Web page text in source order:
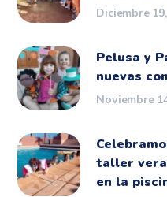
Diciembre
Pelusa y
nuevas
Noviembre
taller
en la